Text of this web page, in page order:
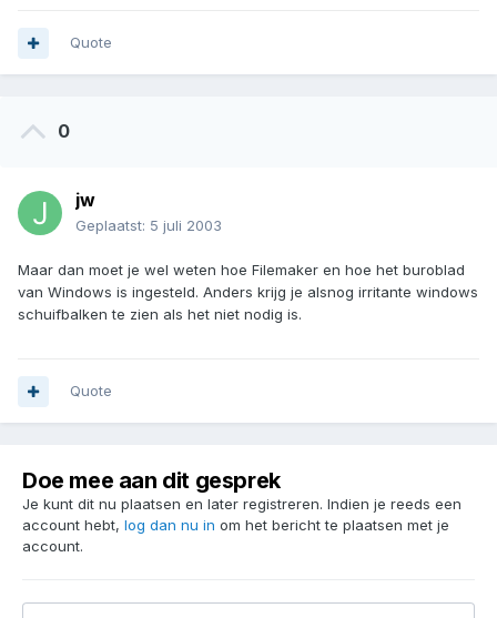
Quote
0
jw
Geplaatst: 5 juli 2003
Maar dan moet je wel weten hoe Filemaker en hoe het buroblad
van Windows is ingesteld. Anders krijg je alsnog irritante windows
schuifbalken te zien als het niet nodig is.
Quote
Doe mee aan dit gesprek
Je kunt dit nu plaatsen en later registreren. Indien je reeds een
account hebt, log dan nu in om het bericht te plaatsen met je
account.